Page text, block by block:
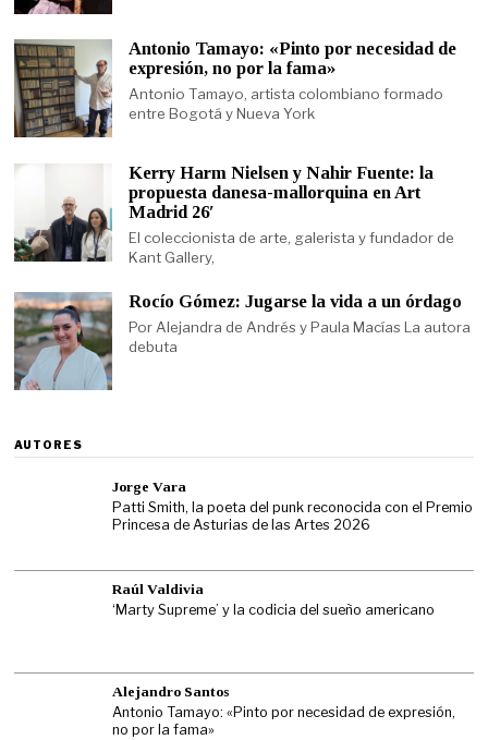
Antonio Tamayo: «Pinto por necesidad de
expresión, no por la fama»
Antonio Tamayo, artista colombiano formado
entre Bogotá y Nueva York
Kerry Harm Nielsen y Nahir Fuente: la
propuesta danesa-mallorquina en Art
Madrid 26′
El coleccionista de arte, galerista y fundador de
Kant Gallery,
Rocío Gómez: Jugarse la vida a un órdago
Por Alejandra de Andrés y Paula Macías La autora
debuta
AUTORES
Jorge Vara
Patti Smith, la poeta del punk reconocida con el Premio
Princesa de Asturias de las Artes 2026
Raúl Valdivia
‘Marty Supreme’ y la codicia del sueño americano
Alejandro Santos
Antonio Tamayo: «Pinto por necesidad de expresión,
no por la fama»